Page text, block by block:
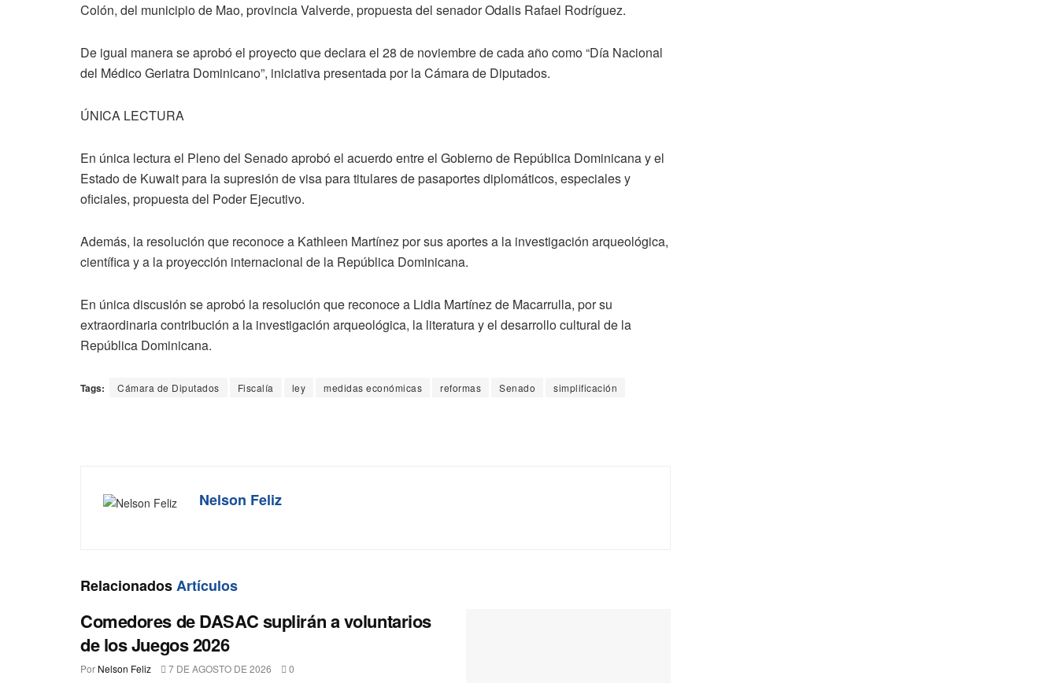
Colón, del municipio de Mao, provincia Valverde, propuesta del senador Odalis Rafael Rodríguez.
De igual manera se aprobó el proyecto que declara el 28 de noviembre de cada año como “Día Nacional
del Médico Geriatra Dominicano”, iniciativa presentada por la Cámara de Diputados.
ÚNICA LECTURA
En única lectura el Pleno del Senado aprobó el acuerdo entre el Gobierno de República Dominicana y el
Estado de Kuwait para la supresión de visa para titulares de pasaportes diplomáticos, especiales y
oficiales, propuesta del Poder Ejecutivo.
Además, la resolución que reconoce a Kathleen Martínez por sus aportes a la investigación arqueológica,
científica y a la proyección internacional de la República Dominicana.
En única discusión se aprobó la resolución que reconoce a Lidia Martínez de Macarrulla, por su
extraordinaria contribución a la investigación arqueológica, la literatura y el desarrollo cultural de la
República Dominicana.
Tags: Cámara de Diputados Fiscalía ley medidas económicas reformas Senado simplificación
Nelson Feliz
RelacionadosArtículos
Comedores de DASAC suplirán a voluntarios
de los Juegos 2026
Por Nelson Feliz 7 DE AGOSTO DE 2026 0